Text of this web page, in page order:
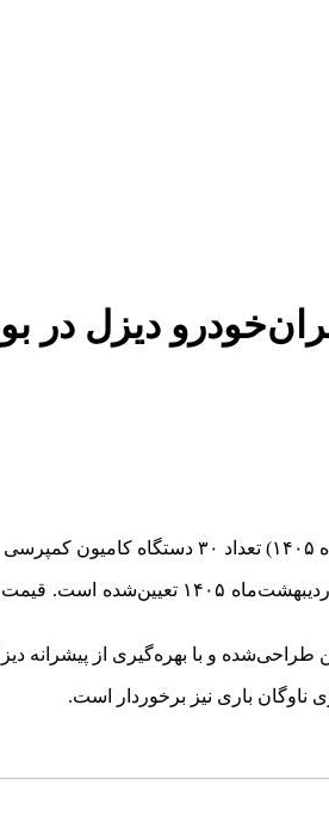
ناوگان باری نیز برخوردار است.